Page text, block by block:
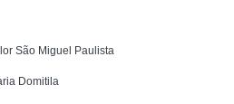
São Miguel Paulista
Domitila